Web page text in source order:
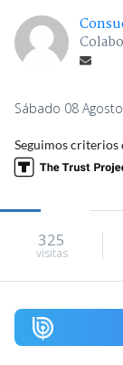
Sábado 08
Seguimos criterios
325
visitas